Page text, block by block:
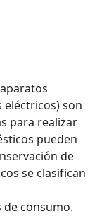
son
para realizar
pueden
de
se clasifican
consumo.